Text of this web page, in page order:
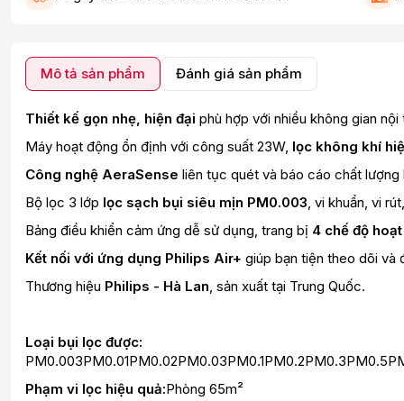
Mô tả sản phẩm Đánh giá sản phẩm
Thiết kế gọn nhẹ, hiện đại phù hợp với nhiều không gian nội
Máy hoạt động ổn định với công suất 23W, lọc không khí
Công nghệ AeraSense liên tục quét và báo cáo chất
Bộ lọc 3 lớp lọc sạch bụi siêu mịn PM0.003 , vi khuẩn, vi
Bảng điều khiển cảm ứng dễ sử dụng, trang bị 4 chế độ
Kết nối với ứng dụng Philips Air+ giúp bạn tiện theo dõi và
Thương hiệu Philips - Hà Lan , sản xuất tại Trung Quốc.
Loại bụi lọc được:
Phạm vi lọc hiệu quả:Phòng 65m²